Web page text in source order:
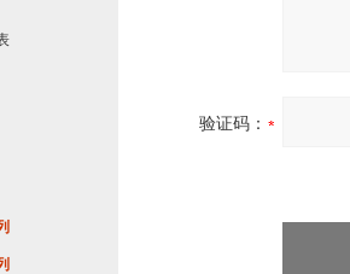
验证码：